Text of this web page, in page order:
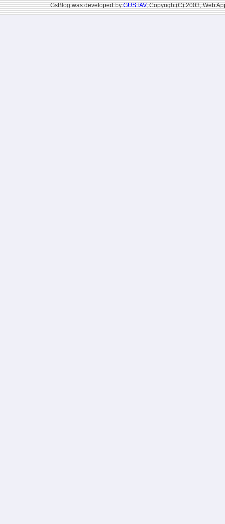
GsBlog was developed byGUSTAV, Copyright(C) 2003, Web